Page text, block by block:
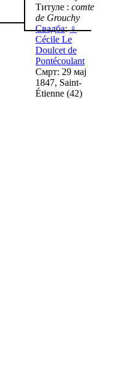
Титуле : comte
de Grouchy
Свадба:♀
Cécile Le
Doulcet de
Pontécoulant
Смрт: 29 мај
1847, Saint-
Étienne (42)